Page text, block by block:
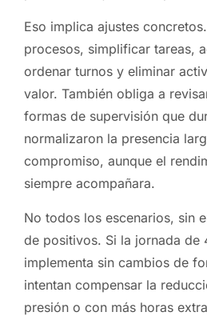
Eso implica ajustes
procesos, simplificar tareas,
ordenar turnos y eliminar
valor. También obliga a
formas de supervisión que
normalizaron la presencia
compromiso, aunque el
siempre acompañara.
No todos los escenarios, sin
de positivos. Si la jornada de
implementa sin cambios de
intentan compensar la
presión o con más horas